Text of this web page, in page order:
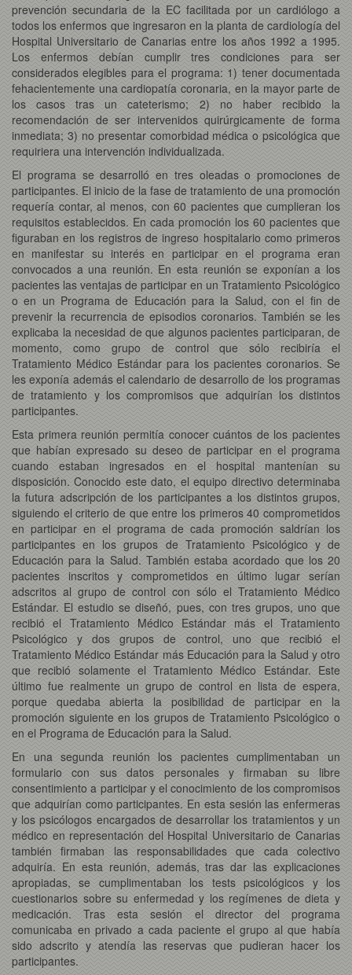
prevención secundaria de la EC facilitada por un cardiólogo a
todos los enfermos que ingresaron en la planta de cardiología del
Hospital Universitario de Canarias entre los años 1992 a 1995.
Los enfermos debían cumplir tres condiciones para ser
considerados elegibles para el programa: 1) tener documentada
fehacientemente una cardiopatía coronaria, en la mayor parte de
los casos tras un cateterismo; 2) no haber recibido la
recomendación de ser intervenidos quirúrgicamente de forma
inmediata; 3) no presentar comorbidad médica o psicológica que
requiriera una intervención individualizada.
El programa se desarrolló en tres oleadas o promociones de
participantes. El inicio de la fase de tratamiento de una promoción
requería contar, al menos, con 60 pacientes que cumplieran los
requisitos establecidos. En cada promoción los 60 pacientes que
figuraban en los registros de ingreso hospitalario como primeros
en manifestar su interés en participar en el programa eran
convocados a una reunión. En esta reunión se exponían a los
pacientes las ventajas de participar en un Tratamiento Psicológico
o en un Programa de Educación para la Salud, con el fin de
prevenir la recurrencia de episodios coronarios. También se les
explicaba la necesidad de que algunos pacientes participaran, de
momento, como grupo de control que sólo recibiría el
Tratamiento Médico Estándar para los pacientes coronarios. Se
les exponía además el calendario de desarrollo de los programas
de tratamiento y los compromisos que adquirían los distintos
participantes.
Esta primera reunión permitía conocer cuántos de los pacientes
que habían expresado su deseo de participar en el programa
cuando estaban ingresados en el hospital mantenían su
disposición. Conocido este dato, el equipo directivo determinaba
la futura adscripción de los participantes a los distintos grupos,
siguiendo el criterio de que entre los primeros 40 comprometidos
en participar en el programa de cada promoción saldrían los
participantes en los grupos de Tratamiento Psicológico y de
Educación para la Salud. También estaba acordado que los 20
pacientes inscritos y comprometidos en último lugar serían
adscritos al grupo de control con sólo el Tratamiento Médico
Estándar. El estudio se diseñó, pues, con tres grupos, uno que
recibió el Tratamiento Médico Estándar más el Tratamiento
Psicológico y dos grupos de control, uno que recibió el
Tratamiento Médico Estándar más Educación para la Salud y otro
que recibió solamente el Tratamiento Médico Estándar. Este
último fue realmente un grupo de control en lista de espera,
porque quedaba abierta la posibilidad de participar en la
promoción siguiente en los grupos de Tratamiento Psicológico o
en el Programa de Educación para la Salud.
En una segunda reunión los pacientes cumplimentaban un
formulario con sus datos personales y firmaban su libre
consentimiento a participar y el conocimiento de los compromisos
que adquirían como participantes. En esta sesión las enfermeras
y los psicólogos encargados de desarrollar los tratamientos y un
médico en representación del Hospital Universitario de Canarias
también firmaban las responsabilidades que cada colectivo
adquiría. En esta reunión, además, tras dar las explicaciones
apropiadas, se cumplimentaban los tests psicológicos y los
cuestionarios sobre su enfermedad y los regímenes de dieta y
medicación. Tras esta sesión el director del programa
comunicaba en privado a cada paciente el grupo al que había
sido adscrito y atendía las reservas que pudieran hacer los
participantes.